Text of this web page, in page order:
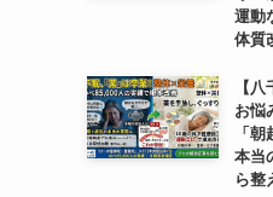
運動
体質
【
お悩
「
本当
ら整